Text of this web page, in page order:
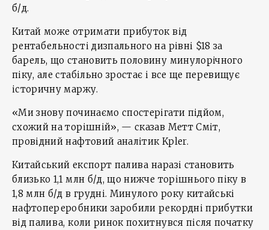
б/д.
Китай може отримати прибуток від
рентабельності дизпального на рівні $18 за
барель, що становить половину минулорічного
піку, але стабільно зростає і все ще перевищує
історичну маржу.
«Ми знову починаємо спостерігати підйом,
схожий на торішній», — сказав Метт Сміт,
провідний нафтовий аналітик Kpler.
Китайський експорт палива наразі становить
близько 1,1 млн б/д, що нижче торішнього піку в
1,8 млн б/д в грудні. Минулого року китайські
нафтопереробники заробили рекордні прибутки
від палива, коли ринок похитнувся після початку